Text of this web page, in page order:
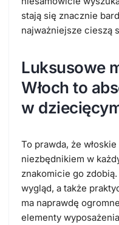
stają się znacznie
najważniejsze cieszą
Luksusowe
Włoch to
w
To prawda, że
niezbędnikiem w
znakomicie go
wygląd, a także
ma naprawdę
elementy